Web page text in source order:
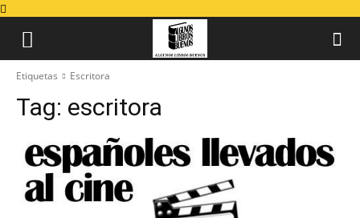
Etiquetas Escritora
Tag: escritora